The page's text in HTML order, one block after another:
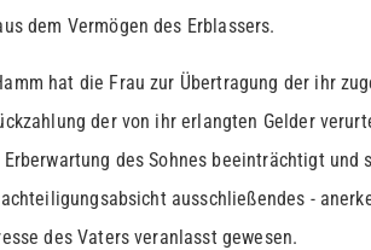
dem Vermögen des Erblassers.
hat die Frau zur Übertragung der ihr
der von ihr erlangten Gelder
des Sohnes beeinträchtigt und
ausschließendes -
des Vaters veranlasst gewesen.